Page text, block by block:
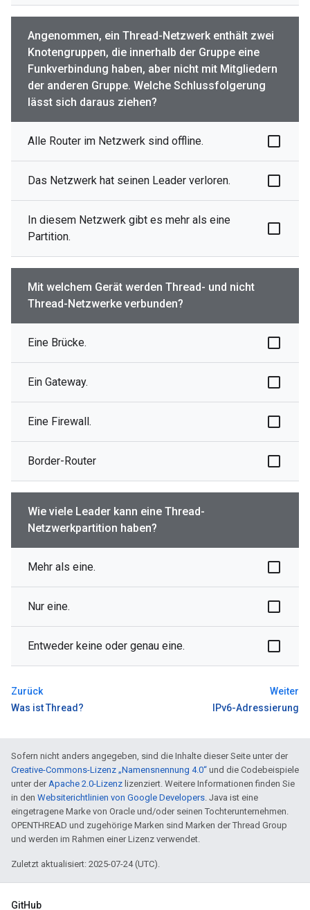
Angenommen, ein Thread-Netzwerk enthält zwei
Knotengruppen, die innerhalb der Gruppe eine
Funkverbindung haben, aber nicht mit Mitgliedern
der anderen Gruppe. Welche Schlussfolgerung
lässt sich daraus ziehen?
Alle Router im Netzwerk sind offline.
Das Netzwerk hat seinen Leader verloren.
In diesem Netzwerk gibt es mehr als eine
Partition.
Mit welchem Gerät werden Thread- und nicht
Thread-Netzwerke verbunden?
Eine Brücke.
Ein Gateway.
Eine Firewall.
Border-Router
Wie viele Leader kann eine Thread-
Netzwerkpartition haben?
Mehr als eine.
Nur eine.
Entweder keine oder genau eine.
Zurück
Was ist Thread?
Weiter
IPv6-Adressierung
Sofern nicht anders angegeben, sind die Inhalte dieser Seite unter der
Creative-Commons-Lizenz „Namensnennung 4.0“ und die Codebeispiele
unter der Apache 2.0-Lizenz lizenziert. Weitere Informationen finden Sie
in den Websiterichtlinien von Google Developers . Java ist eine
eingetragene Marke von Oracle und/oder seinen Tochterunternehmen.
OPENTHREAD und zugehörige Marken sind Marken der Thread Group
und werden im Rahmen einer Lizenz verwendet.
Zuletzt aktualisiert: 2025-07-24 (UTC).
GitHub